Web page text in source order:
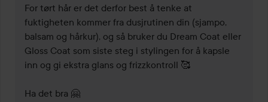
For tørt hår er det derfor best å tenke at
fuktigheten kommer fra dusjrutinen din (sjampo,
balsam og hårkur), og så bruker du Dream Coat eller
Gloss Coat som siste steg i stylingen for å kapsle
inn og gi ekstra glans og frizzkontroll 🥰
Ha det bra 🤗